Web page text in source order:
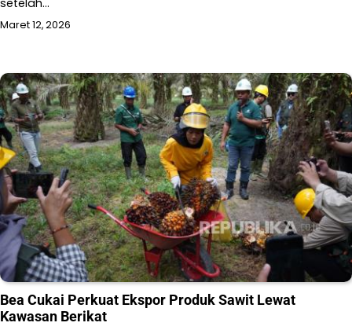
setelah…
Maret 12, 2026
Bea Cukai Perkuat Ekspor Produk Sawit Lewat
Kawasan Berikat